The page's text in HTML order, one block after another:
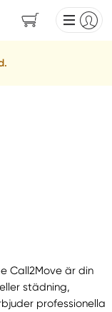
Call2Move är din
städning,
professionella